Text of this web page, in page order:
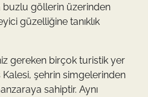
buzlu göllerin üzerinden
güzelliğine tanıklık
gereken birçok turistik yer
Kalesi, şehrin simgelerinden
sahiptir. Aynı